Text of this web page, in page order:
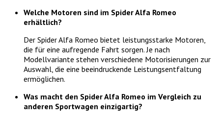
Welche Motoren sind im Spider Alfa Romeo
erhältlich?
Der Spider Alfa Romeo bietet leistungsstarke Motoren,
die für eine aufregende Fahrt sorgen. Je nach
Modellvariante stehen verschiedene Motorisierungen zur
Auswahl, die eine beeindruckende Leistungsentfaltung
ermöglichen.
Was macht den Spider Alfa Romeo im Vergleich zu
anderen Sportwagen einzigartig?